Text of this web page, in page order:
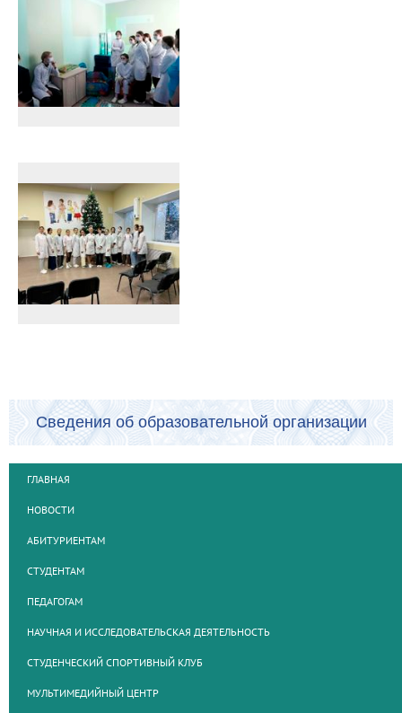
Сведения об образовательной организации
ГЛАВНАЯ
НОВОСТИ
АБИТУРИЕНТАМ
СТУДЕНТАМ
ПЕДАГОГАМ
НАУЧНАЯ И ИССЛЕДОВАТЕЛЬСКАЯ ДЕЯТЕЛЬНОСТЬ
СТУДЕНЧЕСКИЙ СПОРТИВНЫЙ КЛУБ
МУЛЬТИМЕДИЙНЫЙ ЦЕНТР